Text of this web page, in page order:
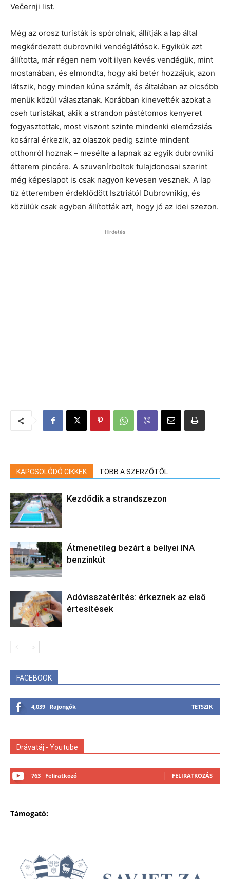
Večernji list.
Még az orosz turisták is spórolnak, állítják a lap által
megkérdezett dubrovniki vendéglátósok. Egyikük azt
állította, már régen nem volt ilyen kevés vendégük, mint
mostanában, és elmondta, hogy aki betér hozzájuk, azon
látszik, hogy minden kúna számít, és általában az olcsóbb
menük közül választanak. Korábban kinevették azokat a
cseh turistákat, akik a strandon pástétomos kenyeret
fogyasztottak, most viszont szinte mindenki elemózsiás
kosárral érkezik, az olaszok pedig szinte mindent
otthonról hoznak – mesélte a lapnak az egyik dubrovniki
étterem pincére. A szuvenírboltok tulajdonosai szerint
még képeslapot is csak nagyon kevesen vesznek. A lap
tíz étteremben érdeklődött Isztriától Dubrovnikig, és
közülük csak egyben állították azt, hogy jó az idei szezon.
Hirdetés
KAPCSOLÓDÓ CIKKEK TÖBB A SZERZŐTŐL
Kezdődik a strandszezon
Átmenetileg bezárt a bellyei INA
benzinkút
Adóvisszatérítés: érkeznek az első
értesítések
FACEBOOK
4,039 Rajongók TETSZIK
Drávatáj - Youtube
763 Feliratkozó FELIRATKOZÁS
Támogató: